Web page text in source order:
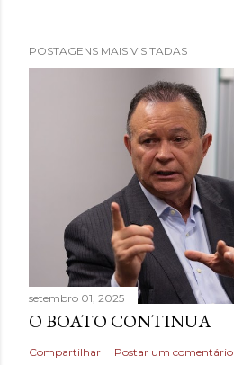
POSTAGENS MAIS VISITADAS
setembro 01, 2025
O BOATO CONTINUA
Compartilhar Postar um comentário